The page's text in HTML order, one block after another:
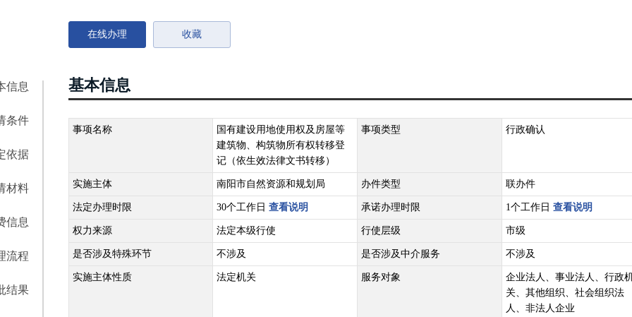
信息
条件
依据
材料
信息
流程
结果
在线办理 收藏
基本信息
事项名称
国有建设用地使用权及房屋等
建筑物、构筑物所有权转移登
记（依生效法律文书转移）
事项类型 行政确认
实施主体 南阳市自然资源和规划局 办件类型 联办件
法定办理时限 30个工作日 查看说明 承诺办理时限 1个工作日 查看说明
权力来源 法定本级行使 行使层级 市级
是否涉及特殊环节 不涉及 是否涉及中介服务 不涉及
实施主体性质 法定机关 服务对象
企业法人、事业法人、行政
关、其他组织、社会组织法
人、非法人企业